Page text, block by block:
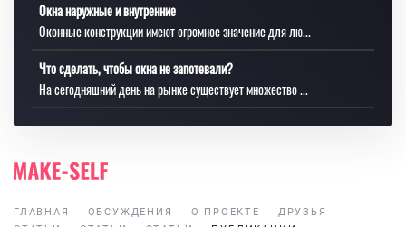
Окна наружные и внутренние
Оконные конструкции имеют огромное значение для лю...
Что сделать, чтобы окна не запотевали?
На сегодняшний день на рынке существует множество ...
ГЛАВНАЯ ОБСУЖДЕНИЯ О ПРОЕКТЕ
ДРУЗЬЯ